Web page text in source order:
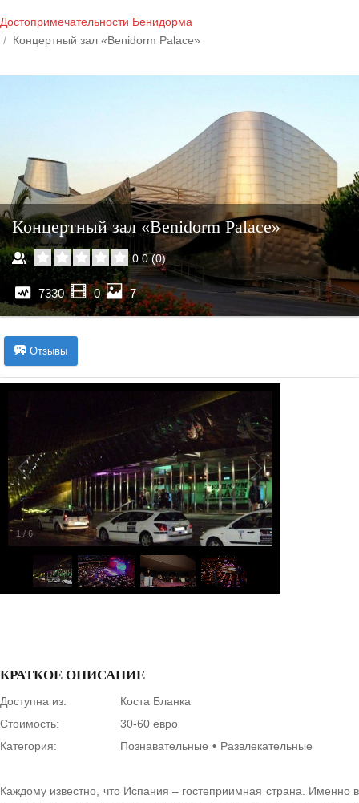
Достопримечательности Бенидорма
Концертный зал «Benidorm Palace»
Концертный зал «Benidorm Palace»
0.0(0)
7330 0 7
Отзывы
1 / 6
КРАТКОЕ ОПИСАНИЕ
Доступна из:
Коста Бланка
Стоимость:
30-60 евро
Категория:
Познавательные Развлекательные
Каждому известно, что Испания – гостеприимная страна. Именно в